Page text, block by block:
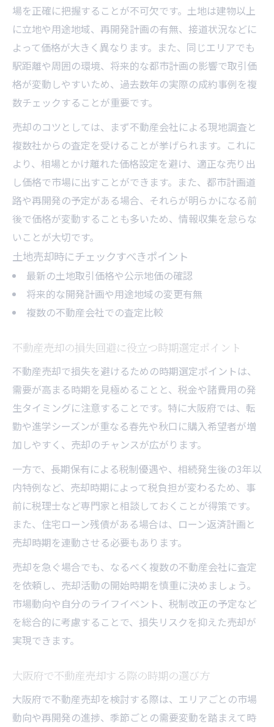
場を正確に把握することが不可欠です。土地は建物以上
に立地や用途地域、再開発計画の有無、接道状況などに
よって価格が大きく異なります。また、同じエリアでも
駅距離や周囲の環境、将来的な都市計画の影響で取引価
格が変動しやすいため、過去数年の実際の成約事例を複
数チェックすることが重要です。
売却のコツとしては、まず不動産会社による現地調査と
複数社からの査定を受けることが挙げられます。これに
より、相場とかけ離れた価格設定を避け、適正な売り出
し価格で市場に出すことができます。また、都市計画道
路や再開発の予定がある場合、それらが明らかになる前
後で価格が変動することも多いため、情報収集を怠らな
いことが大切です。
土地売却時にチェックすべきポイント
最新の土地取引価格や公示地価の確認
将来的な開発計画や用途地域の変更有無
複数の不動産会社での査定比較
不動産売却の損失回避に役立つ時期選定ポイント
不動産売却で損失を避けるための時期選定ポイントは、
需要が高まる時期を見極めることと、税金や諸費用の発
生タイミングに注意することです。特に大阪府では、転
勤や進学シーズンが重なる春先や秋口に購入希望者が増
加しやすく、売却のチャンスが広がります。
一方で、長期保有による税制優遇や、相続発生後の3年以
内特例など、売却時期によって税負担が変わるため、事
前に税理士など専門家と相談しておくことが得策です。
また、住宅ローン残債がある場合は、ローン返済計画と
売却時期を連動させる必要もあります。
売却を急ぐ場合でも、なるべく複数の不動産会社に査定
を依頼し、売却活動の開始時期を慎重に決めましょう。
市場動向や自分のライフイベント、税制改正の予定など
を総合的に考慮することで、損失リスクを抑えた売却が
実現できます。
大阪府で不動産売却する際の時期の選び方
大阪府で不動産売却を検討する際は、エリアごとの市場
動向や再開発の進捗、季節ごとの需要変動を踏まえて時